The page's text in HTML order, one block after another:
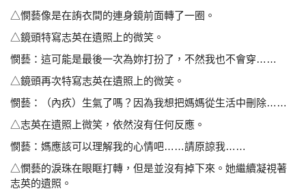
△憫藝像是在詴衣間的連身鏡前面轉了一圈。
△鏡頭特寫志英在遺照上的微笑。
憫藝：這可能是最後一次為妳打扮了，不然我也不會穿……
△鏡頭再次特寫志英在遺照上的微笑。
憫藝：（內疚）生氣了嗎？因為我想把媽媽從生活中刪除……
△志英在遺照上微笑，依然沒有任何反應。
憫藝：媽應該可以理解我的心情吧……請原諒我……
△憫藝的淚珠在眼眶打轉，但是並沒有掉下來。她繼續凝視著
志英的遺照。